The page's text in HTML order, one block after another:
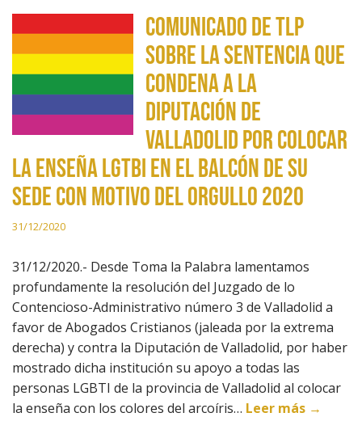
Comunicado de TLP
sobre la sentencia que
condena a la
Diputación de
Valladolid por colocar
la enseña LGTBI en el balcón de su
sede con motivo del Orgullo 2020
31/12/2020
31/12/2020.- Desde Toma la Palabra lamentamos
profundamente la resolución del Juzgado de lo
Contencioso-Administrativo número 3 de Valladolid a
favor de Abogados Cristianos (jaleada por la extrema
derecha) y contra la Diputación de Valladolid, por haber
mostrado dicha institución su apoyo a todas las
personas LGBTI de la provincia de Valladolid al colocar
la enseña con los colores del arcoíris… Leer más →